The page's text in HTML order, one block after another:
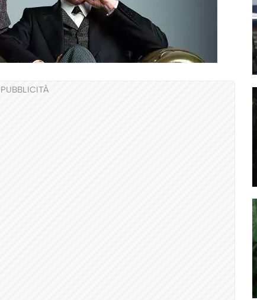
PUBBLICITÀ